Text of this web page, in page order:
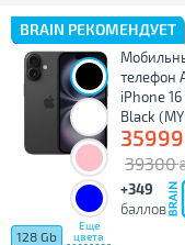
BRAIN РЕКОМЕНДУЕТ
Еще
цвета
телефон
iPhone 16
Black
35999
39300
+349
баллов
128 Gb